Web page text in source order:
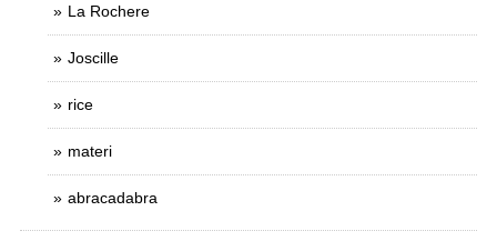
La Rochere
Joscille
rice
materi
abracadabra